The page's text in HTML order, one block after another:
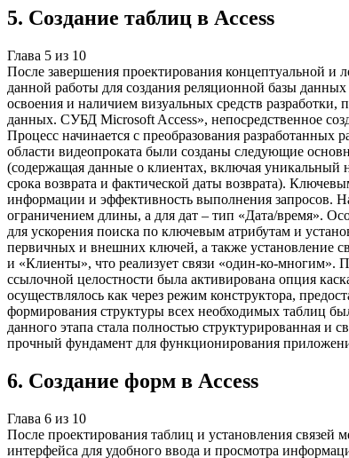
5. Создание таблиц в Access
Глава 5 из 10
После завершения проектирования концептуальной и
данной работы для создания реляционной базы
освоения и наличием визуальных средств
данных. СУБД Microsoft Access», непосредственное
Процесс начинается с преобразования
области видеопроката были созданы следующие
(содержащая данные о клиентах, включая
срока возврата и фактической даты возврата).
информации и эффективность выполнения запросов.
ограничением длины, а для дат – тип «Дата/время».
для ускорения поиска по ключевым атрибутам и
первичных и внешних ключей, а также установление
и «Клиенты», что реализует связи «один-ко-многим».
ссылочной целостности была активирована опция
осуществлялось как через режим конструктора,
формирования структуры всех необходимых таблиц
данного этапа стала полностью структурированная и
прочный фундамент для функционирования
6. Создание форм в Access
Глава 6 из 10
После проектирования таблиц и установления
интерфейса для удобного ввода и просмотра